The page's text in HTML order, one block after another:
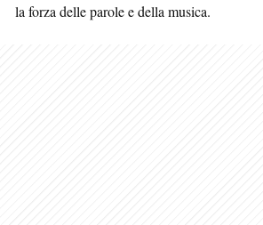
la forza delle parole e della musica.